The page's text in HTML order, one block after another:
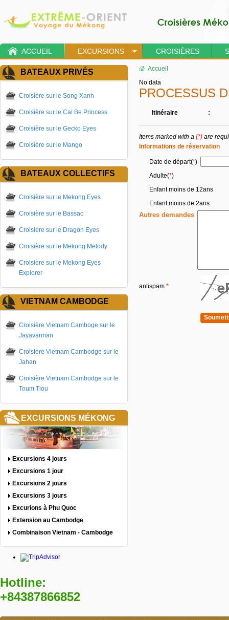
ACCUEIL EXCURSIONS CROISIÈRES
BATEAUX PRIVÉS
Croisière sur le Song Xanh
Croisière sur le Cai Be Princess
Croisière sur le Gecko Eyes
Croisière sur le Mango
BATEAUX COLLECTIFS
Croisière sur le Mekong Eyes
Croisière sur le Bassac
Croisière sur le Dragon Eyes
Croisière sur le Mekong Melody
Croisière sur le Mekong Eyes
Explorer
VIETNAM CAMBODGE
Croisière Vietnam Camboge sur le
Jayavarman
Croisière Vietnam Cambodge sur le
Jahan
Croisière Vietnam Cambodge sur le
Toum Tiou
EXCURSIONS MÉKONG
Excursions 4 jours
Excursions 1 jour
Excursions 2 jours
Excursions 3 jours
Excurions à Phu Quoc
Extension au Cambodge
Combinaison Vietnam - Cambodge
Hotline:
+84387866852
Accueil
No data
PROCESSUS
Itinéraire :
Items marked with a (*) are
Informations de réservation
Date de départ(*)
Adulte(*)
Enfant moins de 12ans
Enfant moins de 2ans
Autres demandes
antispam *